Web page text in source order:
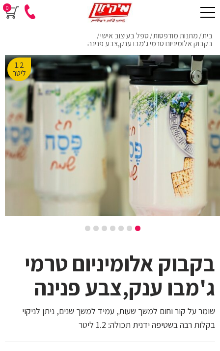
0
בית/ מתנות מודפסות/ ספל בעיצוב אישי/
בקבוק אלומיניום טרמי ג'מבו ענק,צבע פנינה
1.2
ליטר
בקבוק אלומיניום טרמי
ג'מבו ענק,צבע פנינה
שומר על קור וחום למשך שעות, עמיד למשך שנים, ניתן לניקוי
בקלות רבה בשטיפה ידנית תכולה: 1.2 ליטר